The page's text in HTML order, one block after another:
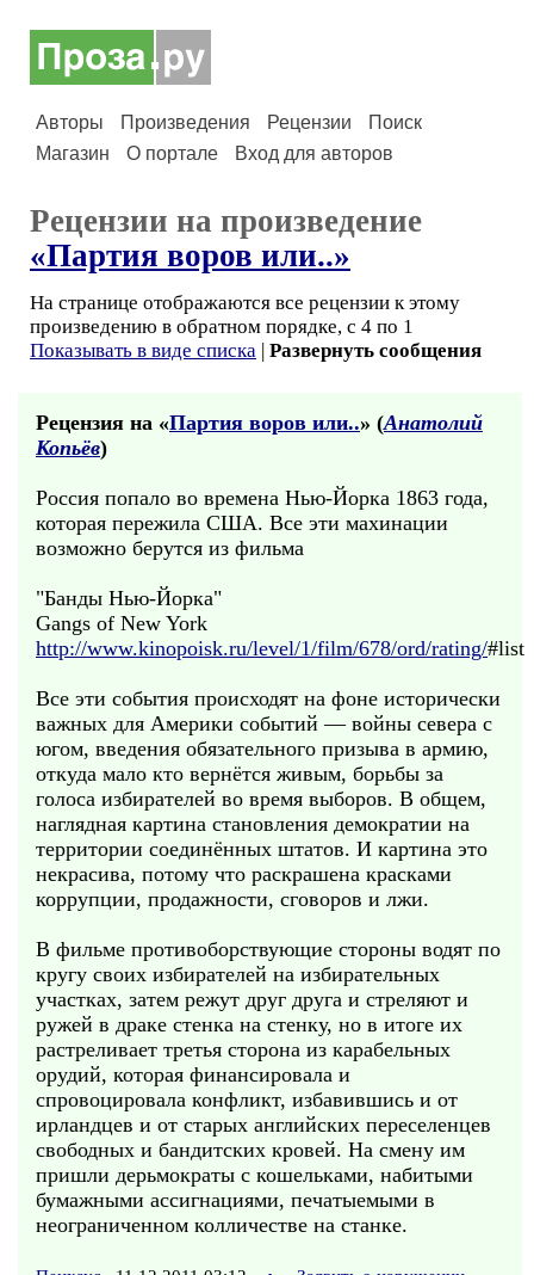
Авторы Произведения Рецензии
Поиск
Магазин
О портале Вход для авторов
Рецензии на произведение
«Партия воров или..»
На странице отображаются все рецензии к этому
произведению в обратном порядке, с 4 по 1
Показывать в виде списка | Развернуть сообщения
Рецензия на «Партия воров или..» (Анатолий
Копьёв)
Россия попало во времена Нью-Йорка 1863 года,
которая пережила США. Все эти махинации
возможно берутся из фильма
"Банды Нью-Йорка"
Gangs of New York
http://www.kinopoisk.ru/level/1/film/678/ord/rating/#list
Все эти события происходят на фоне исторически
важных для Америки событий — войны севера с
югом, введения обязательного призыва в армию,
откуда мало кто вернётся живым, борьбы за
голоса избирателей во время выборов. В общем,
наглядная картина становления демократии на
территории соединённых штатов. И картина это
некрасива, потому что раскрашена красками
коррупции, продажности, сговоров и лжи.
В фильме противоборствующие стороны водят по
кругу своих избирателей на избирательных
участках, затем режут друг друга и стреляют и
ружей в драке стенка на стенку, но в итоге их
растреливает третья сторона из карабельных
орудий, которая финансировала и
спровоцировала конфликт, избавившись и от
ирландцев и от старых английских переселенцев
свободных и бандитских кровей. На смену им
пришли дерьмократы с кошельками, набитыми
бумажными ассигнациями, печатыемыми в
неограниченном колличестве на станке.